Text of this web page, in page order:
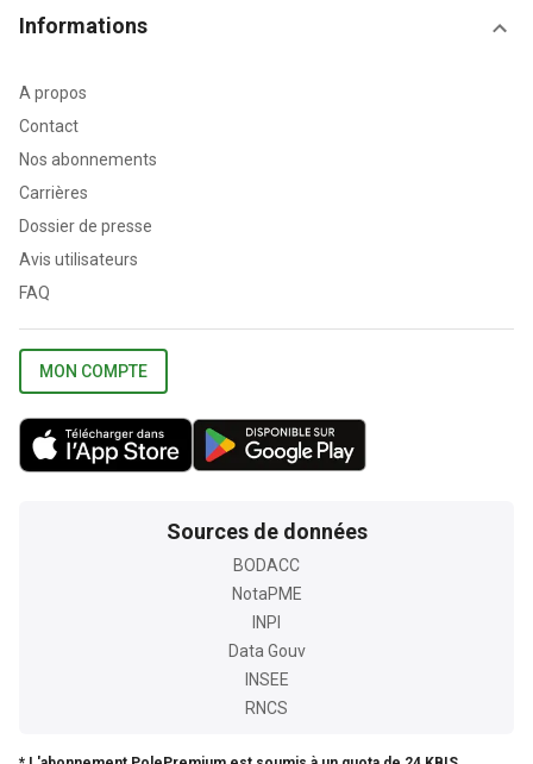
Informations
A propos
Contact
Nos abonnements
Carrières
Dossier de presse
Avis utilisateurs
FAQ
MON COMPTE
Sources de données
BODACC
NotaPME
INPI
Data Gouv
INSEE
RNCS